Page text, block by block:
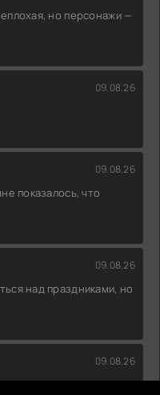
но персонажи —
09.08.26
09.08.26
показалось, что
09.08.26
над праздниками, но
09.08.26
показалось, что сюжет